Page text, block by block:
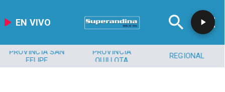
EN VIVO
PROVINCIA SAN
FELIPE
PROVINCIA
QUILLOTA
REGIONAL